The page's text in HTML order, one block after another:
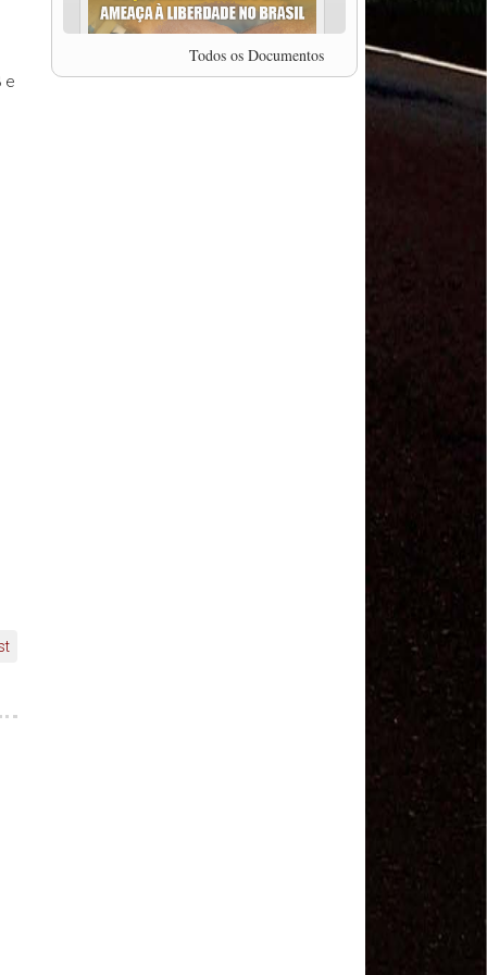
e
professor da Unisinos e Doutor em Ciências da
Comunicação da USP, Rafael Grohmann, que
coordena uma pesquisa internacional que visa
pressionar as plataformas digitais por melhores
Todos os Documentos